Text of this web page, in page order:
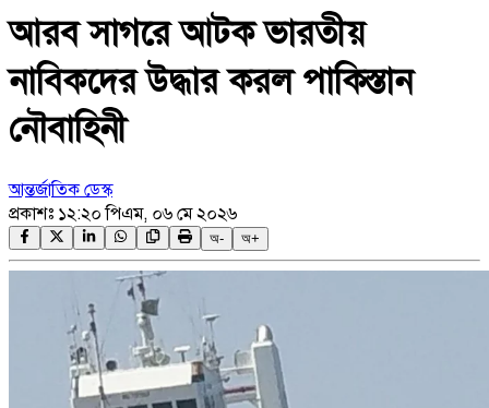
আরব সাগরে আটক ভারতীয়
নাবিকদের উদ্ধার করল পাকিস্তান
নৌবাহিনী
আন্তর্জাতিক ডেস্ক
প্রকাশঃ ১২:২০ পিএম, ০৬ মে ২০২৬
অ- অ+